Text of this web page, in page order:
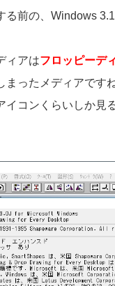
る前の、Windows
ィアはフロッピーデ
ったメディアですね
イコンくらいしか見